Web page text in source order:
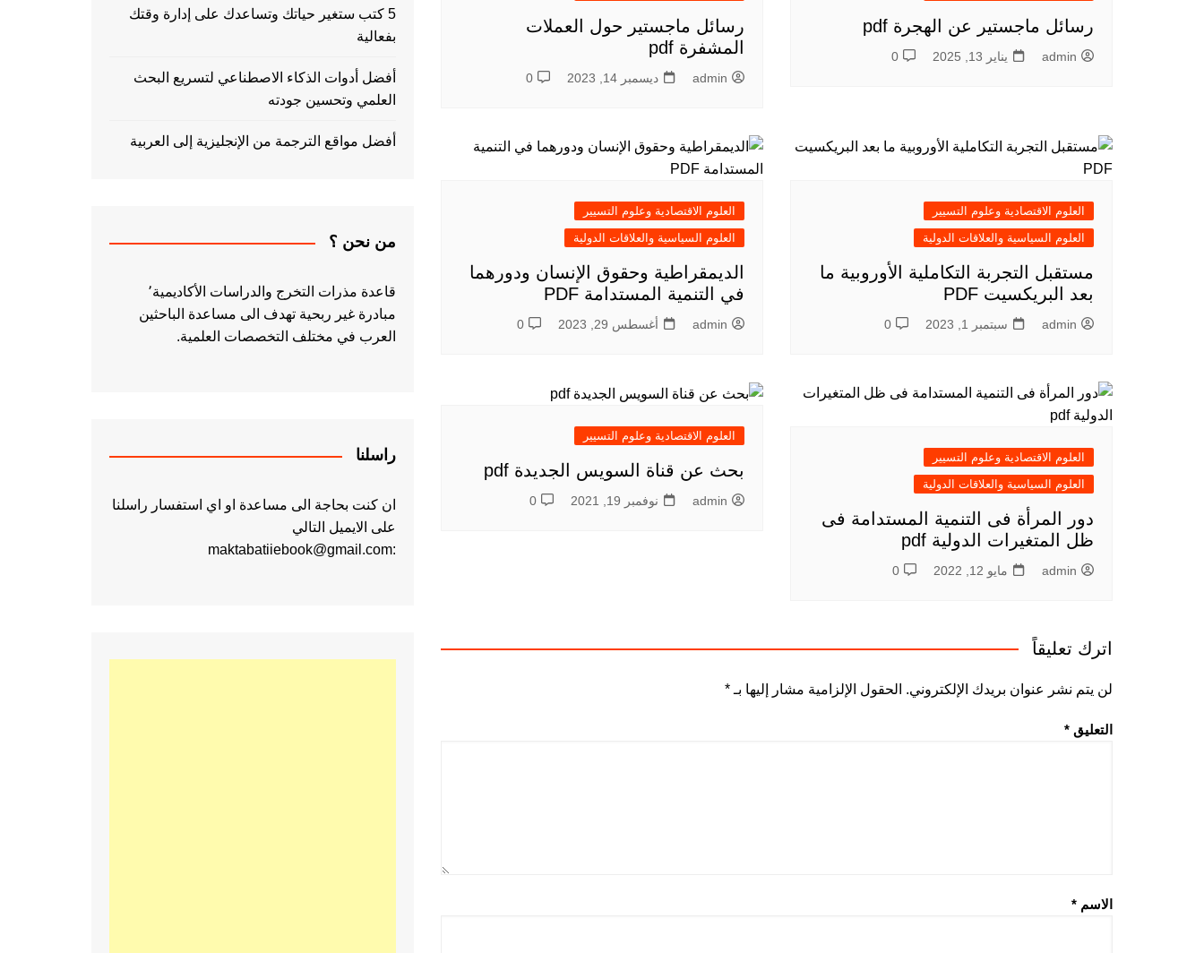
رسائل ماجستير عن الهجرة pdf
admin يناير 13, 2025 0
رسائل ماجستير حول العملات
المشفرة pdf
admin ديسمبر 14, 2023 0
العلوم الاقتصادية وعلوم التسيير
العلوم السياسية والعلاقات الدولية
مستقبل التجربة التكاملية الأوروبية ما
بعد البريكسيت PDF
admin سبتمبر 1, 2023 0
العلوم الاقتصادية وعلوم التسيير
العلوم السياسية والعلاقات الدولية
الديمقراطية وحقوق الإنسان ودورهما
في التنمية المستدامة PDF
admin أغسطس 29, 2023 0
العلوم الاقتصادية وعلوم التسيير
العلوم السياسية والعلاقات الدولية
دور المرأة فى التنمية المستدامة فى
ظل المتغيرات الدولية pdf
admin مايو 12, 2022 0
العلوم الاقتصادية وعلوم التسيير
بحث عن قناة السويس الجديدة pdf
admin نوفمبر 19, 2021 0
اترك تعليقاً
لن يتم نشر عنوان بريدك الإلكتروني. الحقول الإلزامية مشار إليها بـ *
التعليق *
الاسم *
5 كتب ستغير حياتك وتساعدك على إدارة وقتك
بفعالية
أفضل أدوات الذكاء الاصطناعي لتسريع البحث
العلمي وتحسين جودته
أفضل مواقع الترجمة من الإنجليزية إلى العربية
من نحن ؟
قاعدة مذرات التخرج والدراسات الأكاديمية٬
مبادرة غير ربحية تهدف الى مساعدة الباحثين
العرب في مختلف التخصصات العلمية.
راسلنا
ان كنت بحاجة الى مساعدة او اي استفسار راسلنا
على الايميل التالي
:maktabatiiebook@gmail.com